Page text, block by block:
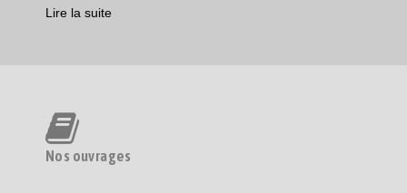
Lire la suite
Nos ouvrages